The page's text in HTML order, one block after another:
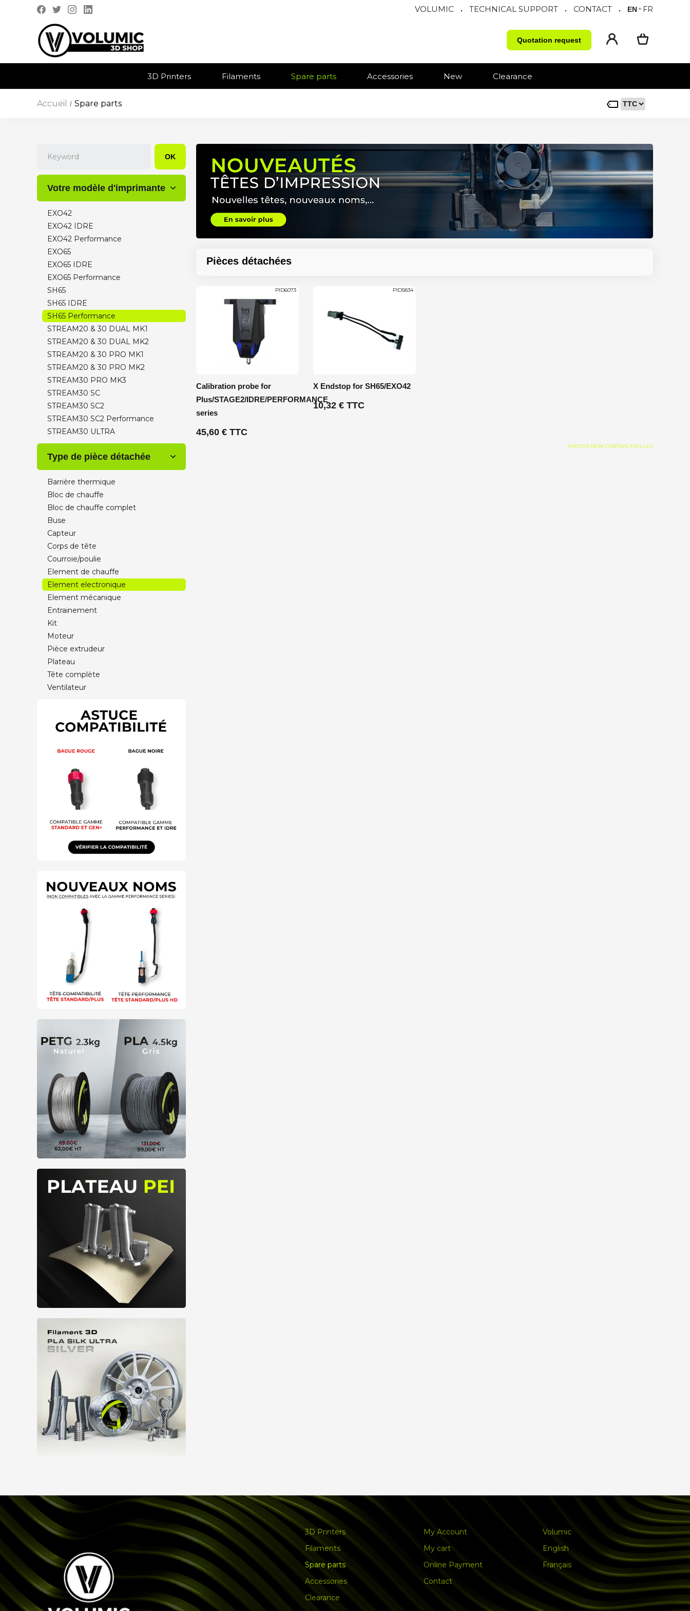
VOLUMIC . TECHNICAL SUPPORT . CONTACT . EN• FR
Quotation request
3D Printers Filaments Spare parts Accessories New Clearance
Accueil / Spare parts
OK
Votre modèle d'imprimante
EXO42
EXO42 IDRE
EXO42 Performance
EXO65
EXO65 IDRE
EXO65 Performance
SH65
SH65 IDRE
SH65 Performance
STREAM20 & 30 DUAL MK1
STREAM20 & 30 DUAL MK2
STREAM20 & 30 PRO MK1
STREAM20 & 30 PRO MK2
STREAM30 PRO MK3
STREAM30 SC
STREAM30 SC2
STREAM30 SC2 Performance
STREAM30 ULTRA
Type de pièce détachée
Barrière thermique
Bloc de chauffe
Bloc de chauffe complet
Buse
Capteur
Corps de tête
Courroie/poulie
Element de chauffe
Element electronique
Element mécanique
Entrainement
Kit
Moteur
Pièce extrudeur
Plateau
Tête complète
Ventilateur
Pièces détachées
PID6073
Calibration probe for
Plus/STAGE2/IDRE/PERFORMANCE
series
45,60 € TTC
PID5834
X Endstop for SH65/EXO42
10,32 € TTC
PHOTOS NON CONTRACTUELLES
3D Printers
Filaments
Spare parts
Accessories
Clearance
My Account
My cart
Online Payment
Contact
Volumic
English
Français